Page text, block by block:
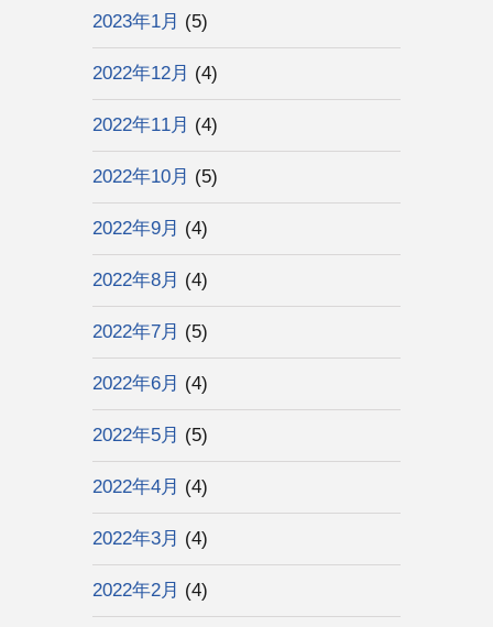
2023年1月 (5)
2022年12月 (4)
2022年11月 (4)
2022年10月 (5)
2022年9月 (4)
2022年8月 (4)
2022年7月 (5)
2022年6月 (4)
2022年5月 (5)
2022年4月 (4)
2022年3月 (4)
2022年2月 (4)